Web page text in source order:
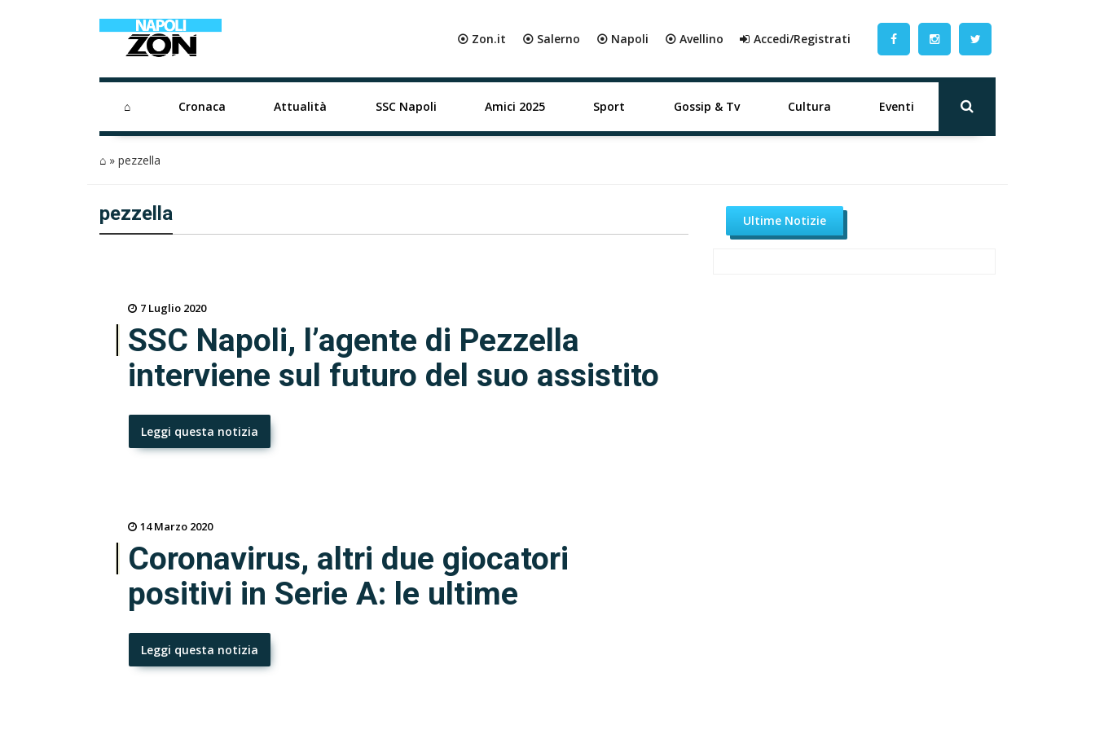
⦿ Zon.it ⦿ Salerno ⦿ Napoli ⦿ Avellino Accedi/Registrati
⌂ Cronaca Attualità SSC Napoli Amici 2025 Sport Gossip & Tv Cultura Eventi
⌂ » pezzella
pezzella
7 Luglio 2020
SSC Napoli, l’agente di Pezzella
interviene sul futuro del suo assistito
Leggi questa notizia
14 Marzo 2020
Coronavirus, altri due giocatori
positivi in Serie A: le ultime
Leggi questa notizia
Ultime Notizie